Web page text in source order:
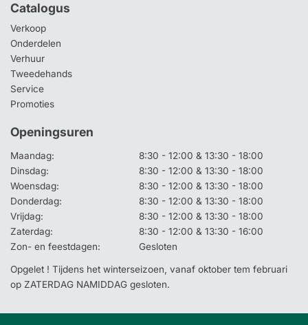
Catalogus
Verkoop
Onderdelen
Verhuur
Tweedehands
Service
Promoties
Openingsuren
Maandag:
8:30 - 12:00 & 13:30 - 18:00
Dinsdag:
8:30 - 12:00 & 13:30 - 18:00
Woensdag:
8:30 - 12:00 & 13:30 - 18:00
Donderdag:
8:30 - 12:00 & 13:30 - 18:00
Vrijdag:
8:30 - 12:00 & 13:30 - 18:00
Zaterdag:
8:30 - 12:00 & 13:30 - 16:00
Zon- en feestdagen:
Gesloten
Opgelet ! Tijdens het winterseizoen, vanaf oktober tem februari
op ZATERDAG NAMIDDAG gesloten.